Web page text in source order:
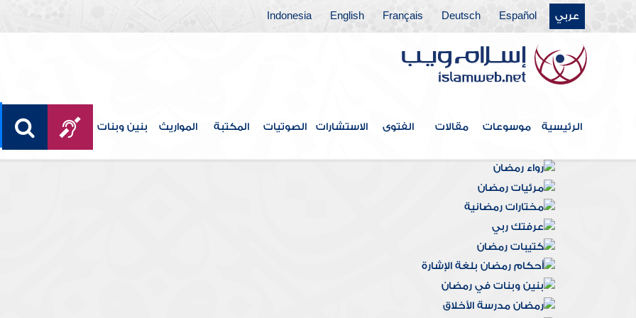
عربي Español
Deutsch
Français
English
Indonesia
الرئيسية موسوعات مقالات الفتوى الاستشارات الصوتيات المكتبة المواريث بنين وبنات